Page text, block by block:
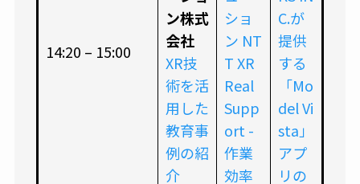
14:20 – 15:00
ン株式
会社
XR技
術を活
用した
教育事
例の紹
介
ショ
ン NT
T XR
Real
Supp
ort -
作業
効率
C.が
提供
する
「Mo
del Vi
sta」
アプ
リの